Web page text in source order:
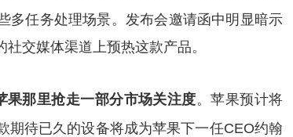
多任务处理场景。发布会邀请函中明显暗示
交媒体渠道上预热这款产品。
果那里抢走一部分市场关注度。苹果预计将
期待已久的设备将成为苹果下一任CEO约翰